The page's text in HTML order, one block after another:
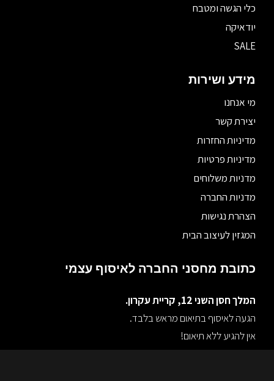
כלי הגשה ומטבח
יודאיקה
SALE
מידע ושירות
מי אנחנו
יצירת קשר
מדיניות החזרות
מדיניות פרטיות
מדניות משלוחים
מדניות החברה
הצהרת נגישות
המגזין לעיצוב הבית
כתובת מחסני החברה לאיסוף עצמי
המלך חסן השני 12, קריית עקרון.
הגעה לאיסוף בתיאום מראש בלבד.
אין להגיע ללא תיאום!